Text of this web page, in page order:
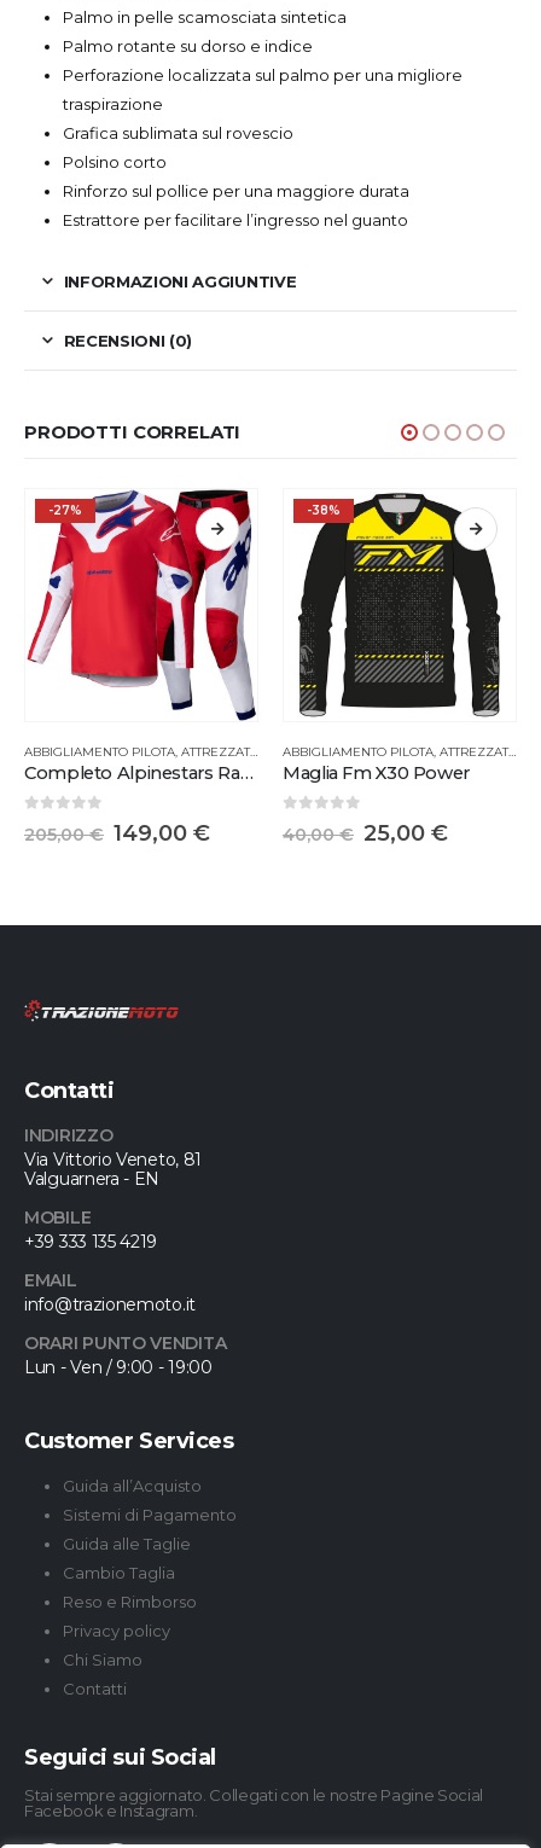
Palmo in pelle scamosciata sintetica
Palmo rotante su dorso e indice
Perforazione localizzata sul palmo per una migliore
traspirazione
Grafica sublimata sul rovescio
Polsino corto
Rinforzo sul pollice per una maggiore durata
Estrattore per facilitare l’ingresso nel guanto
INFORMAZIONI AGGIUNTIVE
RECENSIONI (0)
PRODOTTI CORRELATI
-27%
ABBIGLIAMENTO PILOTA, ATTREZZATURA PILOTA
Completo Alpinestars Racer Veil
205,00€ 149,00€
-38%
ABBIGLIAMENTO PILOTA, ATTREZZATURA PILOTA
Maglia Fm X30 Power
40,00€ 25,00€
Contatti
INDIRIZZO
Via Vittorio Veneto, 81
Valguarnera - EN
MOBILE
+39 333 135 4219
EMAIL
info@trazionemoto.it
ORARI PUNTO VENDITA
Lun - Ven / 9:00 - 19:00
Customer Services
Guida all’Acquisto
Sistemi di Pagamento
Guida alle Taglie
Cambio Taglia
Reso e Rimborso
Privacy policy
Chi Siamo
Contatti
Seguici sui Social
Stai sempre aggiornato. Collegati con le nostre Pagine Social
Facebook e Instagram.